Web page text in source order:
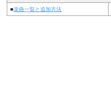
■楽曲一覧と追加方法